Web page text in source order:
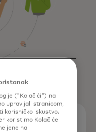
usluge
("Kolačići") na
upravljali stranicom,
korisničko iskustvo.
koristimo Kolačiće
na